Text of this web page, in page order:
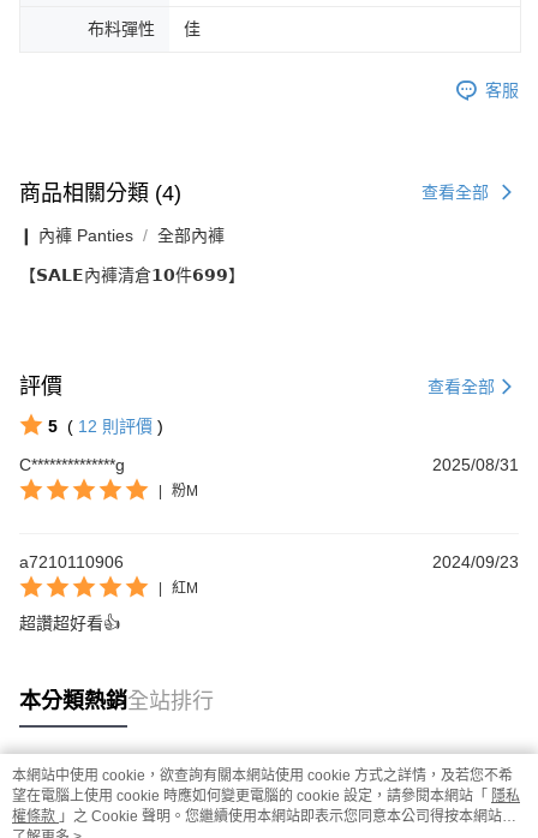
布料彈性 佳
客服
商品相關分類 (4) 查看全部
❙ 內褲 Panties 全部內褲
【𝗦𝗔𝗟𝗘內褲清倉𝟭𝟬件𝟲𝟵𝟵】
評價 查看全部
5 ( 12 則評價 )
C**************g
2025/08/31
粉M
a7210110906 2024/09/23
紅M
超讚超好看👍
本分類熱銷全站排行
熱門標籤
本網站中使用 cookie，欲查詢有關本網站使用 cookie 方式之詳情，及若您不希
望在電腦上使用 cookie 時應如何變更電腦的 cookie 設定，請參閱本網站「 隱私
權條款 」之 Cookie 聲明。您繼續使用本網站即表示您同意本公司得按本網站使